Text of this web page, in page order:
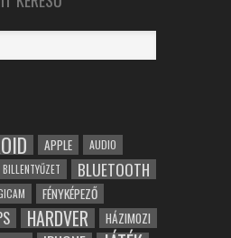
APPLE AUDIO
BILLENTYŰZET BLUETOOTH
FÉNYKÉPEZŐ
HARDVER HÁZIMOZI